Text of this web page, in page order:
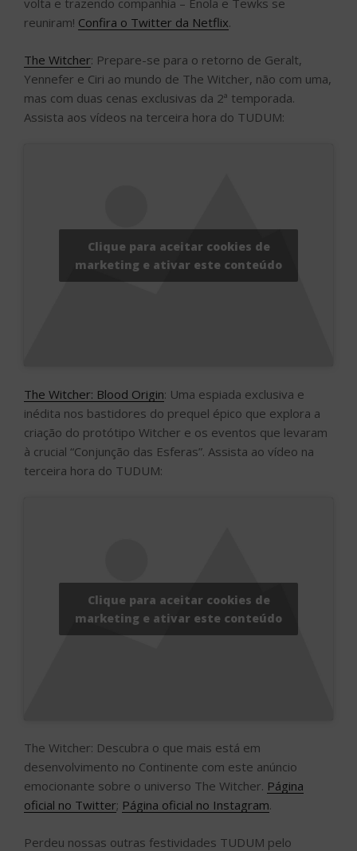
volta e trazendo companhia – Enola e Tewks se
reuniram! Confira o Twitter da Netflix.
The Witcher: Prepare-se para o retorno de Geralt,
Yennefer e Ciri ao mundo de The Witcher, não com uma,
mas com duas cenas exclusivas da 2ª temporada.
Assista aos vídeos na terceira hora do TUDUM:
Clique para aceitar cookies de
marketing e ativar este conteúdo
The Witcher: Blood Origin: Uma espiada exclusiva e
inédita nos bastidores do prequel épico que explora a
criação do protótipo Witcher e os eventos que levaram
à crucial “Conjunção das Esferas”. Assista ao vídeo na
terceira hora do TUDUM:
Clique para aceitar cookies de
marketing e ativar este conteúdo
The Witcher: Descubra o que mais está em
desenvolvimento no Continente com este anúncio
emocionante sobre o universo The Witcher. Página
oficial no Twitter; Página oficial no Instagram.
Perdeu nossas outras festividades TUDUM pelo